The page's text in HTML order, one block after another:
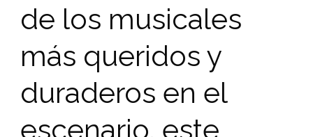
de los musicales
más queridos y
duraderos en el
escenario, este